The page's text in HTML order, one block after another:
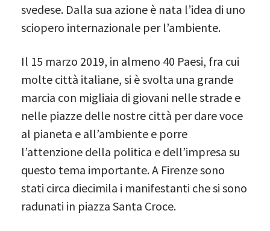
svedese. Dalla sua azione è nata l’idea di uno
sciopero internazionale per l’ambiente.
Il 15 marzo 2019, in almeno 40 Paesi, fra cui
molte città italiane, si è svolta una grande
marcia con migliaia di giovani nelle strade e
nelle piazze delle nostre città per dare voce
al pianeta e all’ambiente e porre
l’attenzione della politica e dell’impresa su
questo tema importante. A Firenze sono
stati circa diecimila i manifestanti che si sono
radunati in piazza Santa Croce.